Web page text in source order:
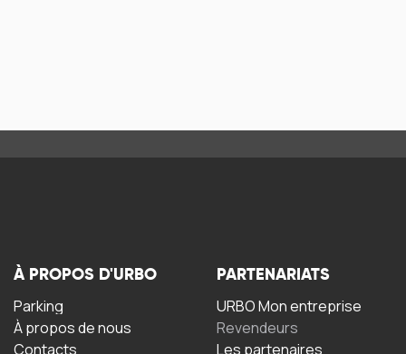
À PROPOS D'URBO
Parking
À propos de nous
Contacts
PARTENARIATS
URBO Mon entreprise
Revendeurs
Les partenaires